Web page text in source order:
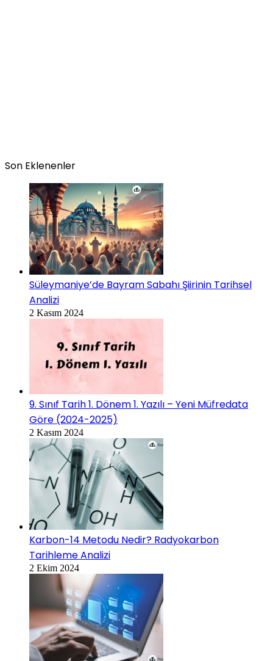
Son Eklenenler
Süleymaniye’de Bayram Sabahı Şiirinin Tarihsel
Analizi
2 Kasım 2024
9. Sınıf Tarih 1. Dönem 1. Yazılı – Yeni Müfredata
Göre (2024-2025)
2 Kasım 2024
Karbon-14 Metodu Nedir? Radyokarbon
Tarihleme Analizi
2 Ekim 2024